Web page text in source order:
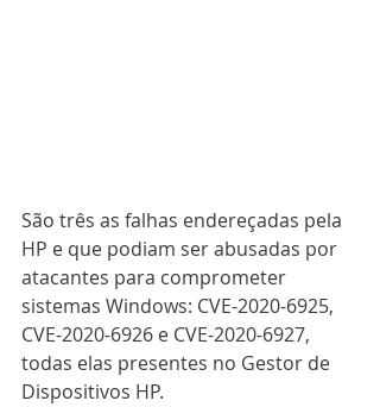
São três as falhas endereçadas pela
HP e que podiam ser abusadas por
atacantes para comprometer
sistemas Windows: CVE-2020-6925,
CVE-2020-6926 e CVE-2020-6927,
todas elas presentes no Gestor de
Dispositivos HP.